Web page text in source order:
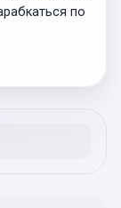
по